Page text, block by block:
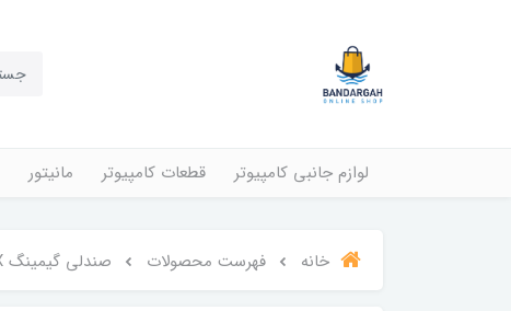
لوازم جانبی کامپیوتر قطعات کامپیوتر مانیتور
خانه فهرست محصولات صندلى گيمينگ XFX مدل Enthusiast GTR400